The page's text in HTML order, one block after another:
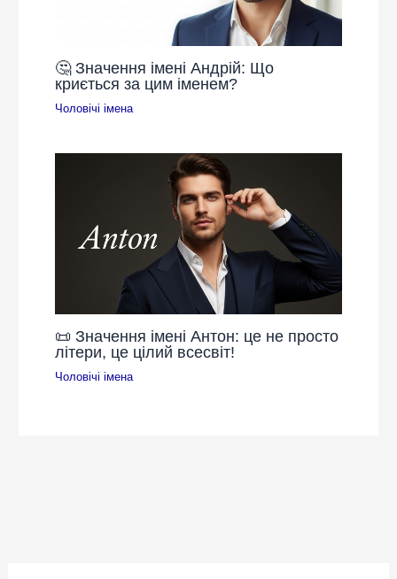
🤔 Значення імені Андрій: Що
криється за цим іменем?
Чоловічі імена
📜 Значення імені Антон: це не просто
літери, це цілий всесвіт!
Чоловічі імена